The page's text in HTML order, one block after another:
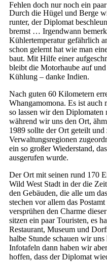
Fehlen doch nur noch ein
Durch die Hügel und Berge
runter, der Diplomat
bremst … Irgendwann
Kühlertemperatur gefährlich
schon gelernt hat wie man
baut. Mit Hilfe einer
bleibt die Motorhaube auf
Kühlung – danke Indien.
Nach guten 60 Kilometern
Whangamomona. Es ist auch
so lassen wir den
während wir uns den Ort,
1989 sollte der Ort geteilt
Verwaltungsregionen
ein so großer Wiederstand,
ausgerufen wurde.
Der Ort mit seinen rund 170
Wild West Stadt in der die
den Gebäuden, die alle um
stechen vor allem das
versprühen den Charme
sitzen ein paar Touristen, es
Restaurant, Museum und
halbe Stunde schauen wir
Infotafeln dann haben wir
hoffen, dass der Diplomat